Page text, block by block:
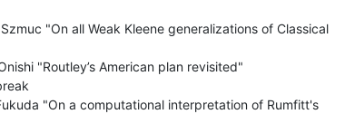
"On all Weak Kleene generalizations of Classical
"Routley’s American plan revisited"
"On a computational interpretation of Rumfitt's